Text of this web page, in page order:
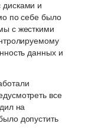
и
по себе было
с жесткими
данных и
все
на
допустить